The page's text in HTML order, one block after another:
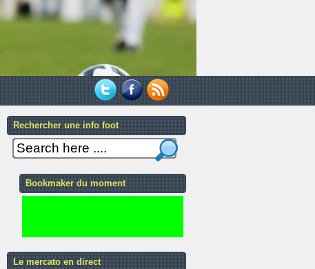
Rechercher une info foot
Bookmaker du moment
Le mercato en direct